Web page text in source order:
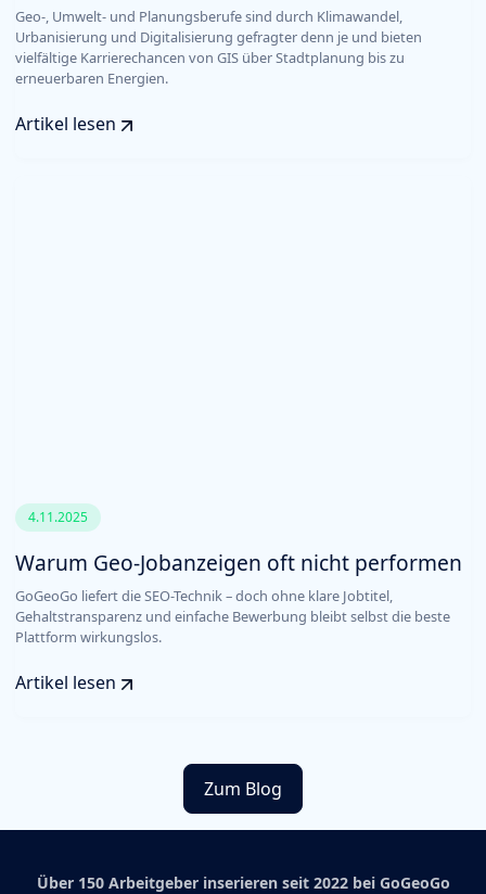
Geo-, Umwelt- und Planungsberufe sind durch Klimawandel,
Urbanisierung und Digitalisierung gefragter denn je und bieten
vielfältige Karrierechancen von GIS über Stadtplanung bis zu
erneuerbaren Energien.
Artikel lesen
4.11.2025
Warum Geo-Jobanzeigen oft nicht performen
GoGeoGo liefert die SEO-Technik – doch ohne klare Jobtitel,
Gehaltstransparenz und einfache Bewerbung bleibt selbst die beste
Plattform wirkungslos.
Artikel lesen
Zum Blog
Über 150 Arbeitgeber inserieren seit 2022 bei GoGeoGo